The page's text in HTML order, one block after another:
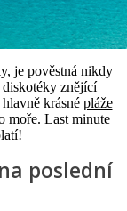
, je pověstná nikdy
znějící
krásné pláže
moře. Last minute
na poslední